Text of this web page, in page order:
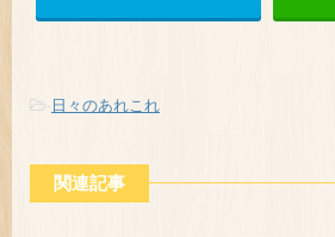
- 日々のあれこれ
関連記事